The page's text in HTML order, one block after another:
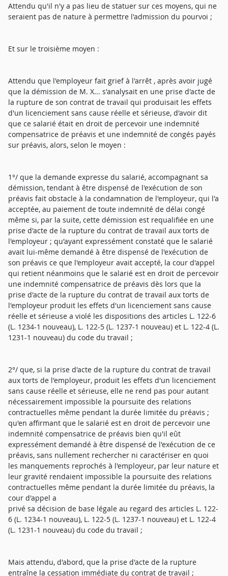
Attendu qu'il n'y a pas lieu de statuer sur ces moyens, qui ne
seraient pas de nature à permettre l'admission du pourvoi ;
Et sur le troisième moyen :
Attendu que l'employeur fait grief à l'arrêt , après avoir jugé
que la démission de M. X... s'analysait en une prise d'acte de
la rupture de son contrat de travail qui produisait les effets
d'un licenciement sans cause réelle et sérieuse, d'avoir dit
que ce salarié était en droit de percevoir une indemnité
compensatrice de préavis et une indemnité de congés payés
sur préavis, alors, selon le moyen :
1°/ que la demande expresse du salarié, accompagnant sa
démission, tendant à être dispensé de l'exécution de son
préavis fait obstacle à la condamnation de l'employeur, qui l'a
acceptée, au paiement de toute indemnité de délai congé
même si, par la suite, cette démission est requalifiée en une
prise d'acte de la rupture du contrat de travail aux torts de
l'employeur ; qu'ayant expressément constaté que le salarié
avait lui-même demandé à être dispensé de l'exécution de
son préavis ce que l'employeur avait accepté, la cour d'appel
qui retient néanmoins que le salarié est en droit de percevoir
une indemnité compensatrice de préavis dès lors que la
prise d'acte de la rupture du contrat de travail aux torts de
l'employeur produit les effets d'un licenciement sans cause
réelle et sérieuse a violé les dispositions des articles L. 122-6
(L. 1234-1 nouveau), L. 122-5 (L. 1237-1 nouveau) et L. 122-4 (L.
1231-1 nouveau) du code du travail ;
2°/ que, si la prise d'acte de la rupture du contrat de travail
aux torts de l'employeur, produit les effets d'un licenciement
sans cause réelle et sérieuse, elle ne rend pas pour autant
nécessairement impossible la poursuite des relations
contractuelles même pendant la durée limitée du préavis ;
qu'en affirmant que le salarié est en droit de percevoir une
indemnité compensatrice de préavis bien qu'il eût
expressément demandé à être dispensé de l'exécution de ce
préavis, sans nullement rechercher ni caractériser en quoi
les manquements reprochés à l'employeur, par leur nature et
leur gravité rendaient impossible la poursuite des relations
contractuelles même pendant la durée limitée du préavis, la
cour d'appel a
privé sa décision de base légale au regard des articles L. 122-
6 (L. 1234-1 nouveau), L. 122-5 (L. 1237-1 nouveau) et L. 122-4
(L. 1231-1 nouveau) du code du travail ;
Mais attendu, d'abord, que la prise d'acte de la rupture
entraîne la cessation immédiate du contrat de travail ;